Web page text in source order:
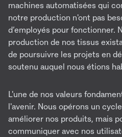
machines automatisées qui
notre production n'ont pas
d’employés pour fonctionner.
production de nos tissus
de poursuivre les projets en
soutenu auquel nous étions
L'une de nos valeurs
l'avenir. Nous opérons un
améliorer nos produits, mais
communiquer avec nos